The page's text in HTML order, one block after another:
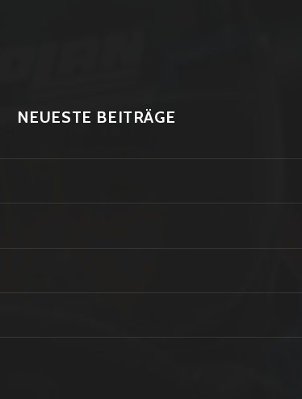
NEUESTE BEITRÄGE